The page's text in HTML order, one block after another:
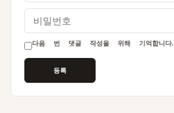
비밀번호
다음 번 댓글 작성을 위해 기억합니다.